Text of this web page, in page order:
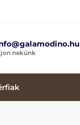
nekünk